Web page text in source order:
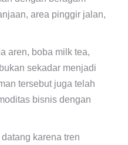
area pinggir jalan,
aren, boba milk tea,
sekadar menjadi
tersebut juga telah
bisnis dengan
karena tren